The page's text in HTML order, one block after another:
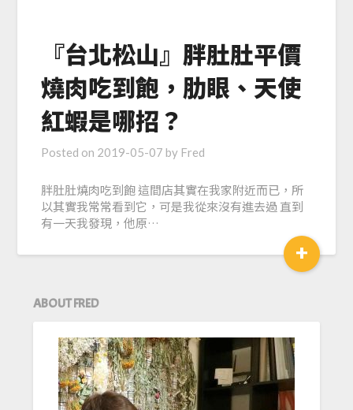
『台北松山』胖肚肚平價
燒肉吃到飽，肋眼、天使
紅蝦是哪招？
Posted on 2019-05-07 by Fred
胖肚肚燒肉吃到飽 這間店其實在我家附近而已，所
以其實我常常看到它，可是我從來沒有進去過 直到
有一天我發現，他原…
+
ABOUT FRED